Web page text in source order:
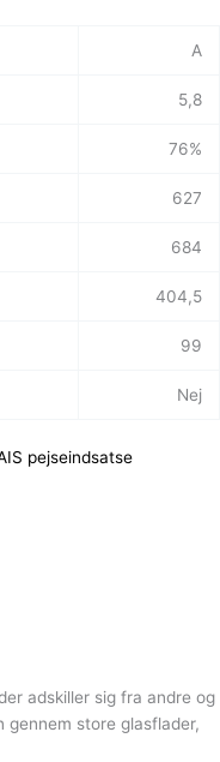
A
5,8
76%
627
684
404,5
99
Nej
pejseindsatse
adskiller sig fra andre og
store glasflader,